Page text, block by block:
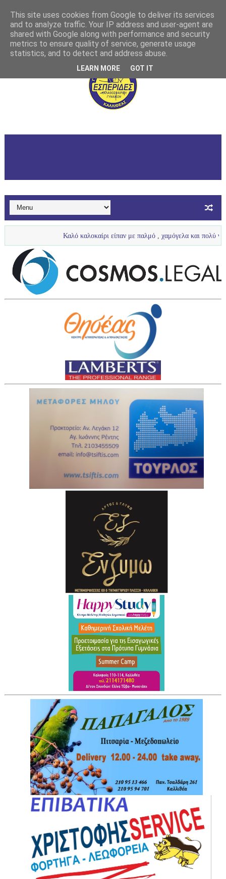
Καλό καλοκαίρι είπαν με παλμό , χαμόγελα και πολύ νερό τα
This site uses cookies from Google to deliver its services
and to analyze traffic. Your IP address and user-agent are
shared with Google along with performance and security
metrics to ensure quality of service, generate usage
statistics, and to detect and address abuse.
LEARN MORE GOT IT